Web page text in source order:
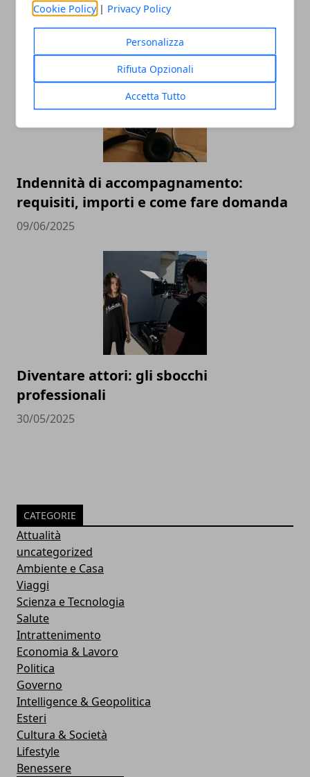
Cookie Policy | Privacy Policy
Personalizza
Rifiuta Opzionali
Accetta Tutto
storia di Lanfranco Pescante
23/06/2025
Indennità di accompagnamento:
requisiti, importi e come fare domanda
09/06/2025
Diventare attori: gli sbocchi
professionali
30/05/2025
CATEGORIE
Attualità
uncategorized
Ambiente e Casa
Viaggi
Scienza e Tecnologia
Salute
Intrattenimento
Economia & Lavoro
Politica
Governo
Intelligence & Geopolitica
Esteri
Cultura & Società
Lifestyle
Benessere